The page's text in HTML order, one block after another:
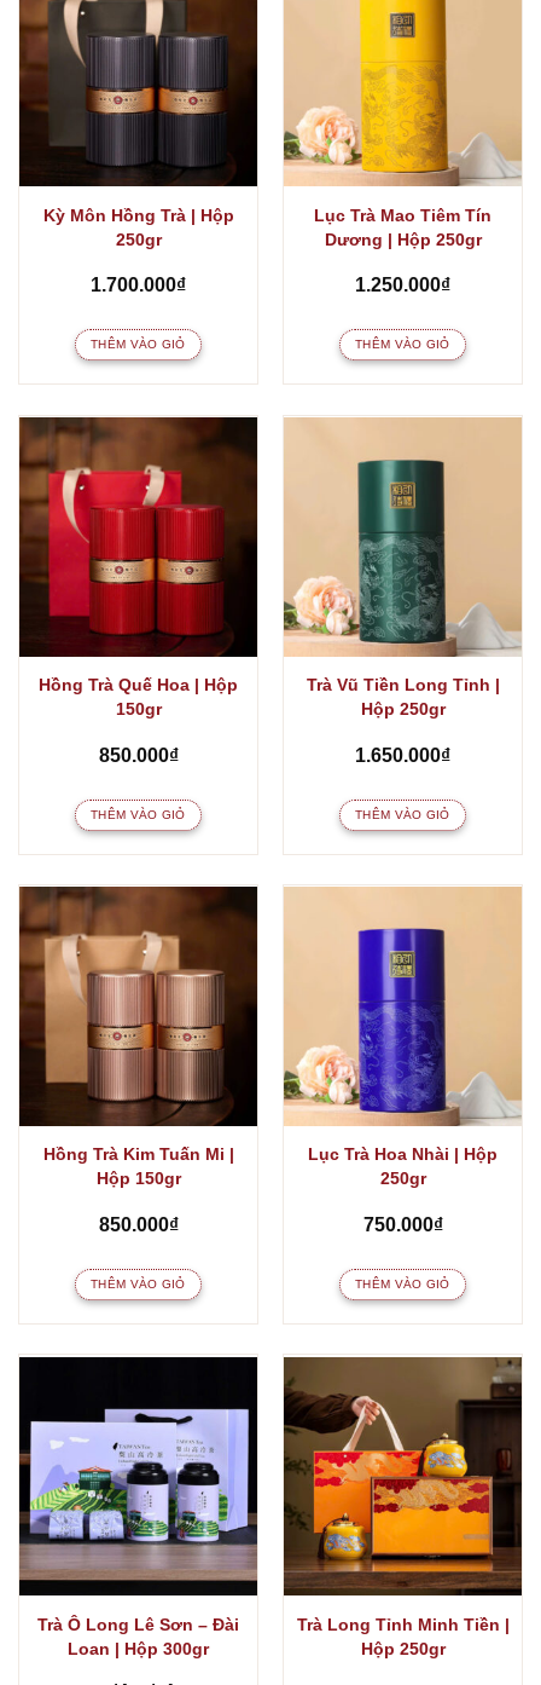
Kỳ Môn Hồng Trà | Hộp
250gr
1.700.000₫
THÊM VÀO GIỎ
Lục Trà Mao Tiêm Tín
Dương | Hộp 250gr
1.250.000₫
THÊM VÀO GIỎ
Hồng Trà Quế Hoa | Hộp
150gr
850.000₫
THÊM VÀO GIỎ
Trà Vũ Tiền Long Tỉnh |
Hộp 250gr
1.650.000₫
THÊM VÀO GIỎ
Hồng Trà Kim Tuấn Mi |
Hộp 150gr
850.000₫
THÊM VÀO GIỎ
Lục Trà Hoa Nhài | Hộp
250gr
750.000₫
THÊM VÀO GIỎ
Trà Ô Long Lê Sơn – Đài
Loan | Hộp 300gr
Trà Long Tỉnh Minh Tiền |
Hộp 250gr